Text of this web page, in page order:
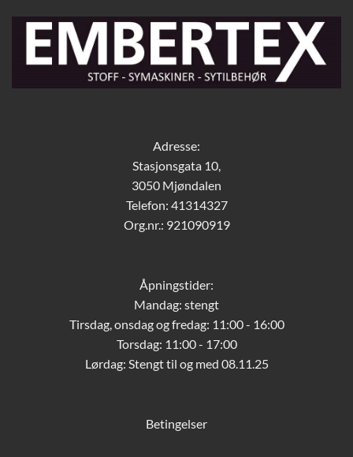
Adresse:
Stasjonsgata 10,
3050 Mjøndalen
Telefon: 41314327
Org.nr.: 921090919
Åpningstider:
Mandag: stengt
Tirsdag, onsdag og fredag: 11:00 - 16:00
Torsdag: 11:00 - 17:00
Lørdag: Stengt til og med 08.11.25
Betingelser